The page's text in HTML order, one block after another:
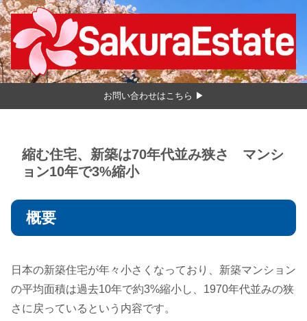
お問い合わせはこちら ▶
縮む住宅、新築は70年代並み狭さ マンシ
ョン10年で3%縮小
概要
日本の新築住宅が年々小さくなっており、新築マンション
の平均面積は過去10年で約3%縮小し、1970年代並みの狭
さに戻っているという内容です。